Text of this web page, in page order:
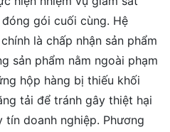
gói cuối cùng. Hệ
là chấp nhận sản phẩm
sản phẩm nằm ngoài phạm
hộp hàng bị thiếu khối
tải để tránh gây thiệt hại
doanh nghiệp. Phương